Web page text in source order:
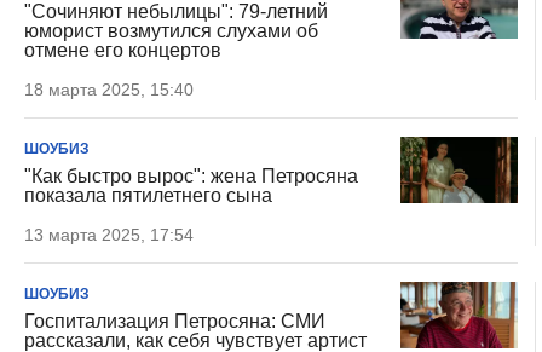
"Сочиняют небылицы": 79-летний
юморист возмутился слухами об
отмене его концертов
18 марта 2025, 15:40
ШОУБИЗ
"Как быстро вырос": жена Петросяна
показала пятилетнего сына
13 марта 2025, 17:54
ШОУБИЗ
Госпитализация Петросяна: СМИ
рассказали, как себя чувствует артист